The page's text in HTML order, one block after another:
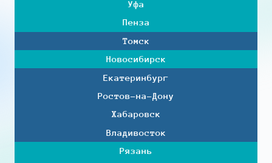
Уфа
Пенза
Томск
Новосибирск
Екатеринбург
Ростов-на-Дону
Хабаровск
Владивосток
Рязань